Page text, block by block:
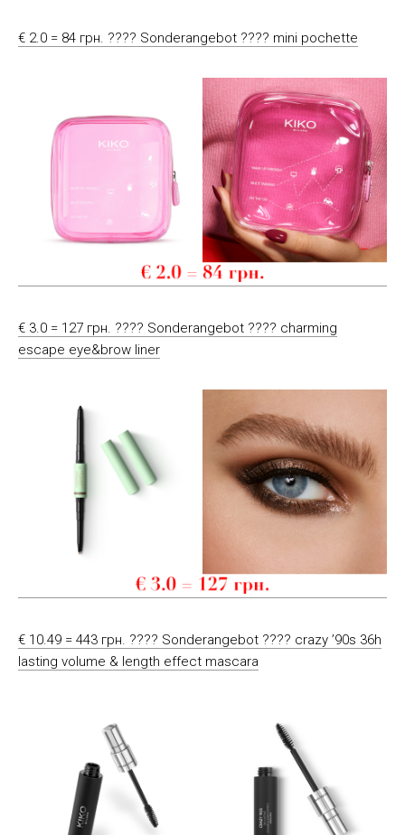
€ 2.0 = 84 грн. ???? Sonderangebot ???? mini pochette
€ 3.0 = 127 грн. ???? Sonderangebot ???? charming
escape eye&brow liner
€ 10.49 = 443 грн. ???? Sonderangebot ???? crazy ’90s 36h
lasting volume & length effect mascara